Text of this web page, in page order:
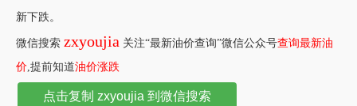
新下跌。
微信搜索 zxyoujia 关注“最新油价查询”微信公众号查询最新油
价,提前知道油价涨跌
点击复制 zxyoujia 到微信搜索